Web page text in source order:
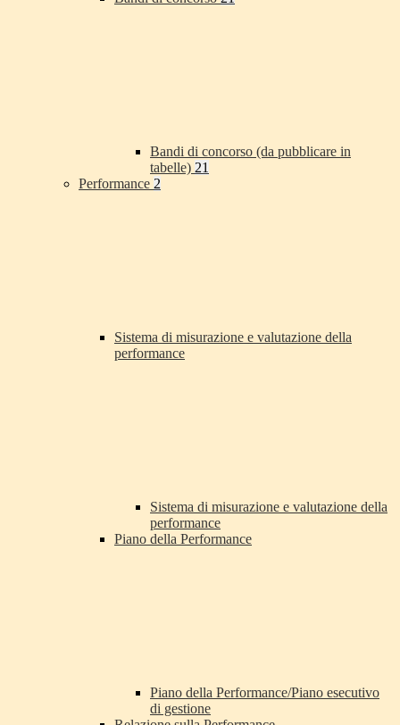
Bandi di concorso (da pubblicare in
tabelle) 21
Performance 2
Sistema di misurazione e valutazione della
performance
Sistema di misurazione e valutazione della
performance
Piano della Performance
Piano della Performance/Piano esecutivo
di gestione